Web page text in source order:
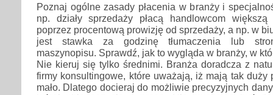
Poznaj ogólne zasady płacenia w branży i
np. działy sprzedaży płacą handlowcom większą
poprzez procentową prowizję od sprzedaży, a np. w
jest stawka za godzinę tłumaczenia lub
maszynopisu. Sprawdź, jak to wygląda w branży, w
Nie kieruj się tylko średnimi. Branża doradcza z
firmy konsultingowe, które uważają, iż mają tak duży
mało. Dlatego docieraj do możliwie precyzyjnych